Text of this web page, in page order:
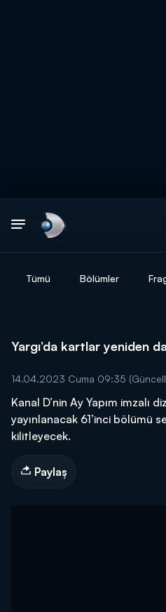
Tümü Bölümler
Yargı’da kartlar yeniden
14.04.2023 Cuma 09:35
Kanal D’nin Ay Yapım imzalı
yayınlanacak 61’inci bölümü
kilitleyecek.
Paylaş